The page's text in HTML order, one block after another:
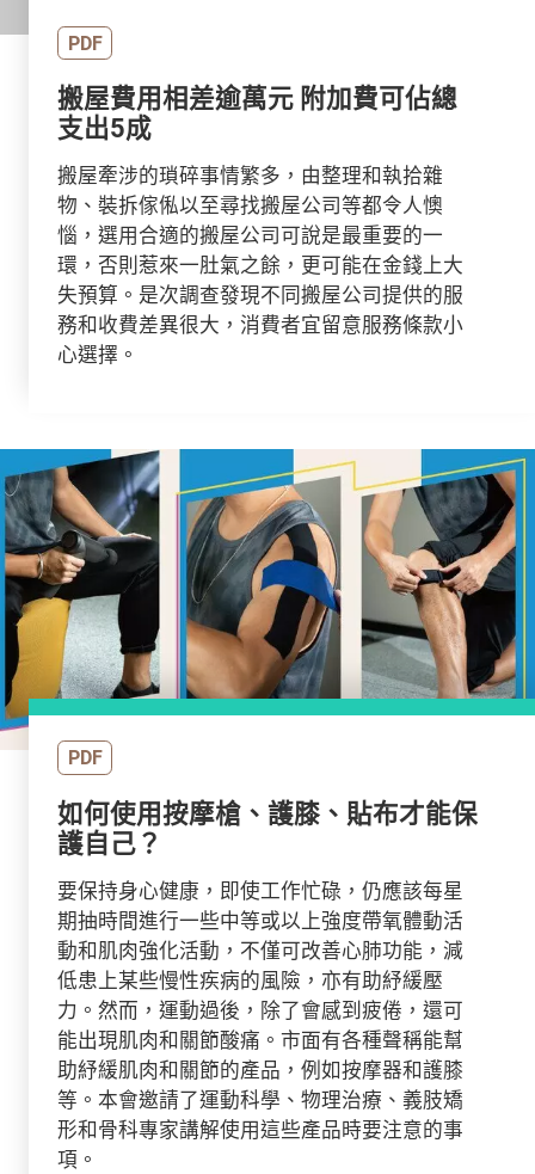
PDF
搬屋費用相差逾萬元 附加費可佔總
支出5成
搬屋牽涉的瑣碎事情繁多，由整理和執拾雜
物、裝拆傢俬以至尋找搬屋公司等都令人懊
惱，選用合適的搬屋公司可說是最重要的一
環，否則惹來一肚氣之餘，更可能在金錢上大
失預算。是次調查發現不同搬屋公司提供的服
務和收費差異很大，消費者宜留意服務條款小
心選擇。
PDF
如何使用按摩槍、護膝、貼布才能保
護自己？
要保持身心健康，即使工作忙碌，仍應該每星
期抽時間進行一些中等或以上強度帶氧體動活
動和肌肉強化活動，不僅可改善心肺功能，減
低患上某些慢性疾病的風險，亦有助紓緩壓
力。然而，運動過後，除了會感到疲倦，還可
能出現肌肉和關節酸痛。市面有各種聲稱能幫
助紓緩肌肉和關節的產品，例如按摩器和護膝
等。本會邀請了運動科學、物理治療、義肢矯
形和骨科專家講解使用這些產品時要注意的事
項。